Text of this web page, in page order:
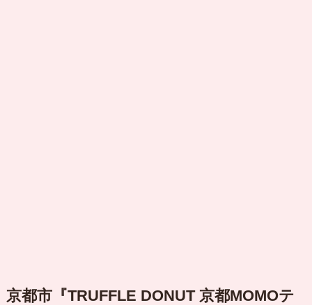
京都市『TRUFFLE DONUT 京都MOMOテ